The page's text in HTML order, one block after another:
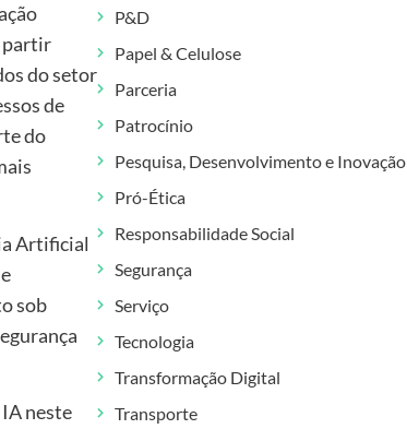
partir
do setor
de
do
Artificial
sob
neste
P&D
Papel & Celulose
Parceria
Patrocínio
Pesquisa, Desenvolvimento e Inovação
Pró-Ética
Responsabilidade Social
Segurança
Serviço
Tecnologia
Transformação Digital
Transporte